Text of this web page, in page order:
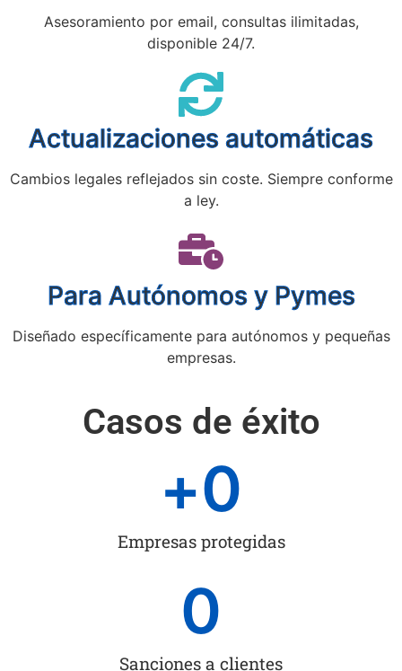
Asesoramiento por email, consultas ilimitadas,
disponible 24/7.
Actualizaciones automáticas
Cambios legales reflejados sin coste. Siempre conforme
a ley.
Para Autónomos y Pymes
Diseñado específicamente para autónomos y pequeñas
empresas.
Casos de éxito
Empresas protegidas
+0
Sanciones a clientes
0